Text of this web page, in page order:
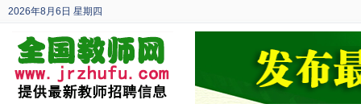
2026年8月6日 星期四
丙午年 六月廿四